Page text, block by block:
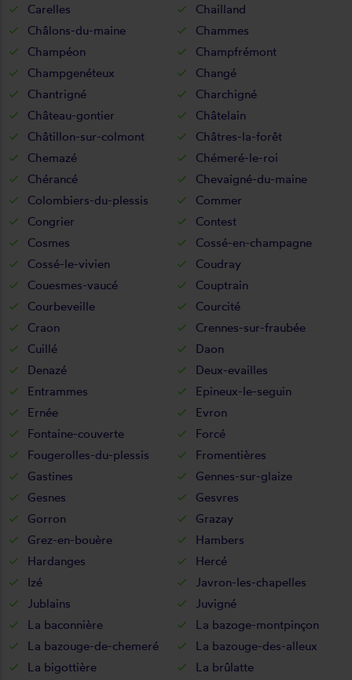
Carelles
Chailland
Châlons-du-maine
Chammes
Champéon
Champfrémont
Champgenéteux
Changé
Chantrigné
Charchigné
Château-gontier
Châtelain
Châtillon-sur-colmont
Châtres-la-forêt
Chemazé
Chémeré-le-roi
Chérancé
Chevaigné-du-maine
Colombiers-du-plessis
Commer
Congrier
Contest
Cosmes
Cossé-en-champagne
Cossé-le-vivien
Coudray
Couesmes-vaucé
Couptrain
Courbeveille
Courcité
Craon
Crennes-sur-fraubée
Cuillé
Daon
Denazé
Deux-evailles
Entrammes
Epineux-le-seguin
Ernée
Evron
Fontaine-couverte
Forcé
Fougerolles-du-plessis
Fromentières
Gastines
Gennes-sur-glaize
Gesnes
Gesvres
Gorron
Grazay
Grez-en-bouère
Hambers
Hardanges
Hercé
Izé
Javron-les-chapelles
Jublains
Juvigné
La baconnière
La bazoge-montpinçon
La bazouge-de-chemeré
La bazouge-des-alleux
La bigottière
La brûlatte